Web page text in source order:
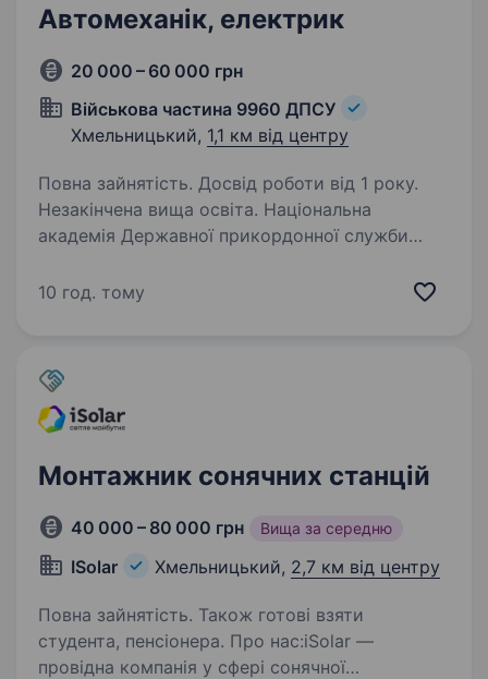
Автомеханік, електрик
20 000 – 60 000 грн
Військова частина 9960 ДПСУ
Хмельницький, 1,1 км від центру
Повна зайнятість. Досвід роботи від 1 року.
Незакінчена вища освіта. Національна
академія Державної прикордонної служби
(військова частина 9960) шукає Автомеханіка
10 год. тому
Монтажник сонячних станцій
40 000 – 80 000 грн Вища за середню
ISolar Хмельницький, 2,7 км від центру
Повна зайнятість. Також готові взяти
студента, пенсіонера. Про нас:iSolar —
провідна компанія у сфері сонячної